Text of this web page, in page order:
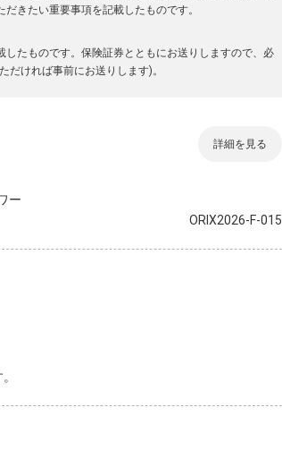
きたい重要事項を記載したものです。
したものです。保険証券とともにお送りしますので、必
ければ事前にお送りします)。
詳細を見る
ー
ORIX2026-F-015